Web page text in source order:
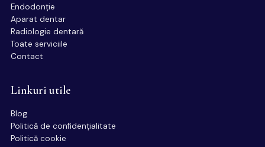
Endodonție
Aparat dentar
Radiologie dentară
Toate serviciile
Contact
Linkuri utile
Blog
Politică de confidențialitate
Politică cookie